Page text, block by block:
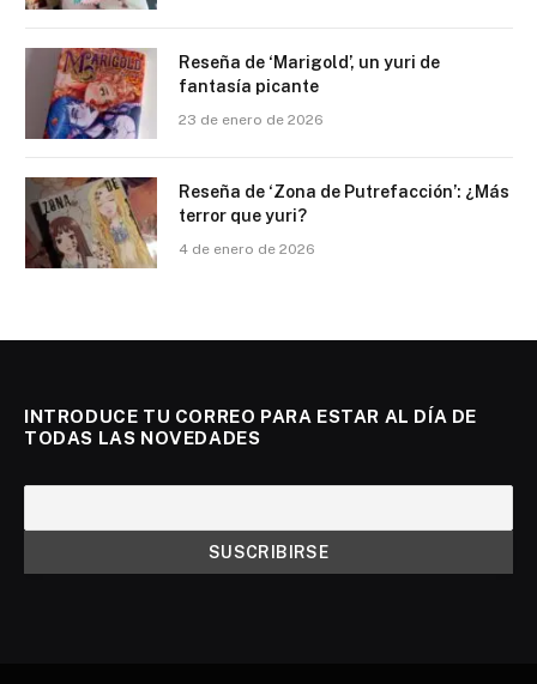
Reseña de ‘Marigold’, un yuri de
fantasía picante
23 de enero de 2026
Reseña de ‘Zona de Putrefacción’: ¿Más
terror que yuri?
4 de enero de 2026
INTRODUCE TU CORREO PARA ESTAR AL DÍA DE
TODAS LAS NOVEDADES